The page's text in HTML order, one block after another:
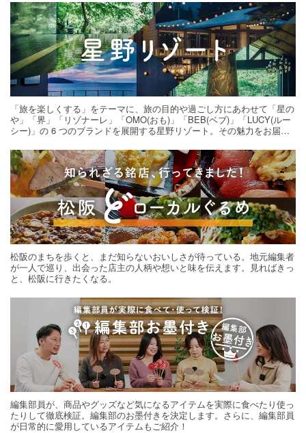
「旅を楽しくする」をテーマに、旅の目的や過ごし方にあわせて「星の
や」「界」「リゾナーレ」「OMO(おも)」「BEB(ベブ)」「LUCY(ルー
シー)」の 6 つのブランドを展開する星野リゾート。その魅力をお届け
松阪のまちを歩くと、まだ知らないおいしさが待っている。地元編集者
が一人で巡り、出会った店主の人柄や想いと味を伝えます。見ればきっ
と、松阪に行きたくなる。
編集部員が、商品やグッズなど気になるアイテムを実際に食べたり使っ
たりして徹底検証。編集部のお墨付きを決定します。さらに、編集部員
が日常的に愛用しているアイテムもご紹介！